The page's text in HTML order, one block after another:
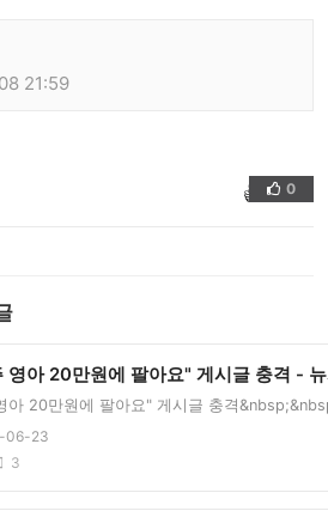
21:59
👍 ❤️
0
영아 20만원에 팔아요" 게시글 충격 -
아 20만원에 팔아요" 게시글 충격
06-23
3